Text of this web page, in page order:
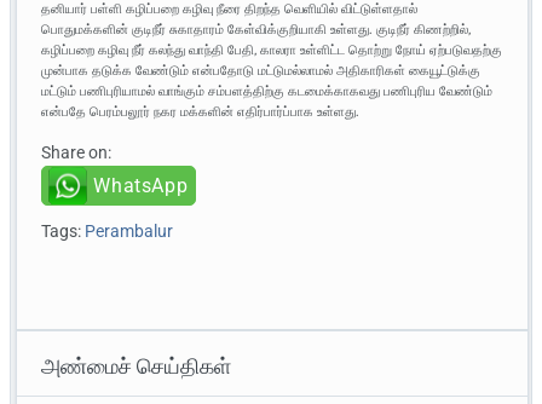
தனியார் பள்ளி கழிப்பறை கழிவு நீரை திறந்த வெளியில் விட்டுள்ளதால்
பொதுமக்களின் குடிநீர் சுகாதாரம் கேள்விக்குறியாகி உள்ளது. குடிநீர் கிணற்றில்,
கழிப்பறை கழிவு நீர் கலந்து வாந்தி பேதி, காலரா உள்ளிட்ட தொற்று நோய் ஏற்படுவதற்கு
முன்பாக தடுக்க வேண்டும் என்பதோடு மட்டுமல்லாமல் அதிகாரிகள் கையூட்டுக்கு
மட்டும் பணிபுரியாமல் வாங்கும் சம்பளத்திற்கு கடமைக்காகவது பணிபுரிய வேண்டும்
என்பதே பெரம்பலூர் நகர மக்களின் எதிர்பார்ப்பாக உள்ளது.
Share on:
WhatsApp
Tags: Perambalur
அண்மைச் செய்திகள்